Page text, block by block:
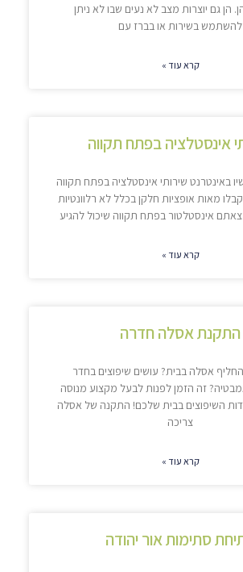
הן גם יוצרות מצב לא נעים שבו לא ניתן
להשתמש בשירות או בברז עם
קרא עוד »
אינסטלציה בפתח תקווה
באינטרנט שירותי אינסטלציה בפתח תקווה
מאות אופציות חלקן בכלל לא רלוונטיות
אינסטלטור בפתח תקווה שיכול להגיע
קרא עוד »
התקנת אסלה חדרה
אסלה בבית? עושים שיפוצים בחדר
זה הזמן לפנות לבעל מקצוע מנוסה
השיפוצים בבית שלכם! התקנה של אסלה
צריכה
קרא עוד »
סתימות אור יהודה